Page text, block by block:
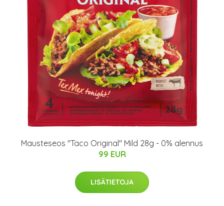
Mausteseos "Taco Original" Mild 28g - 0% alennus
99 EUR
LISÄTIETOJA